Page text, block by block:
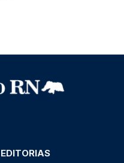
EDITORIAS